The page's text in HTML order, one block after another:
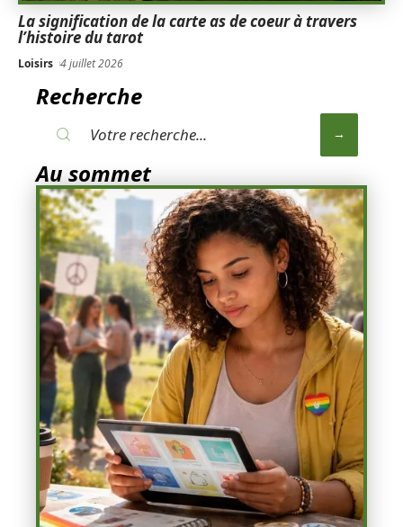
La signification de la carte as de coeur à travers
l’histoire du tarot
Loisirs 4 juillet 2026
Recherche
Au sommet